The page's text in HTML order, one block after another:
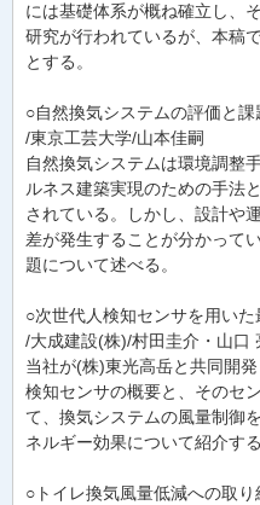
には基礎体系が概ね確立し、
研究が行われているが、本稿
とする。
○自然換気システムの評価と課
/東京工芸大学/山本佳嗣
自然換気システムは環境調整
ルネス建築実現のための手法
されている。しかし、設計や
差が発生することが分かって
題について述べる。
○次世代人検知センサを用い
/大成建設(株)/村田圭介・山口
当社が(株)東光高岳と共同開
検知センサの概要と、そのセ
て、換気システムの風量制御
ネルギー効果について紹介する
○トイレ換気風量低減への取り